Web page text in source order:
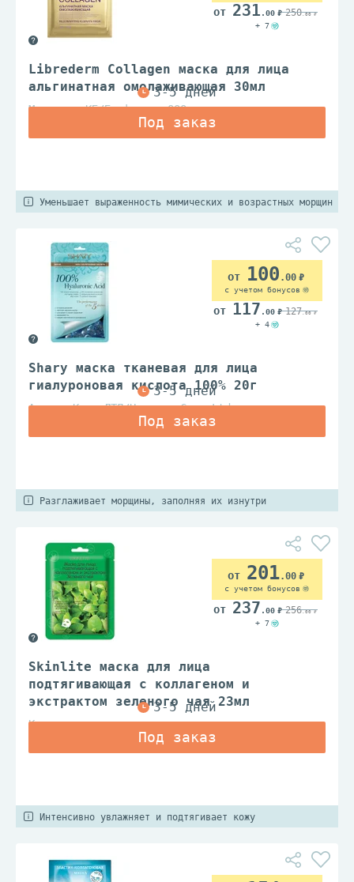
Librederm Collagen маска для лица
альгинатная омолаживающая 30мл
Механика КБ/Биофармус ООО
231 .00 250.00
+ 7
Уменьшает выраженность мимических и возрастных морщин
Shary маска тканевая для лица
гиалуроновая кислота 100% 20г
Анкорс Ко., ЛТД/Hanscos Co., Ltd
100 .00
с учетом бонусов
117 .00 127.00
+ 4
Разглаживает морщины, заполняя их изнутри
Skinlite маска для лица
подтягивающая с коллагеном и
экстрактом зеленого чая 23мл
Корея
201.00
с учетом бонусов
237 .00 256.00
+ 7
Интенсивно увлажняет и подтягивает кожу